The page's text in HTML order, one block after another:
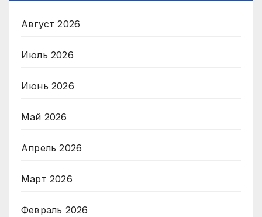
Август 2026
Июль 2026
Июнь 2026
Май 2026
Апрель 2026
Март 2026
Февраль 2026